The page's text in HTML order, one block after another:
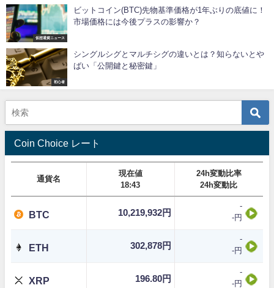
仮想通貨ニュース
ビットコイン(BTC)先物基準価格が1年ぶりの底値に！
市場価格には今後プラスの影響か？
初心者
シングルシグとマルチシグの違いとは？知らないとや
ばい「公開鍵と秘密鍵」
Coin Choice レート
通貨名
現在値
18:43
24h変動比率
24h変動比
BTC 10,219,932円
-
-円
ETH 302,878円
-
-円
XRP 196.80円
-
-円